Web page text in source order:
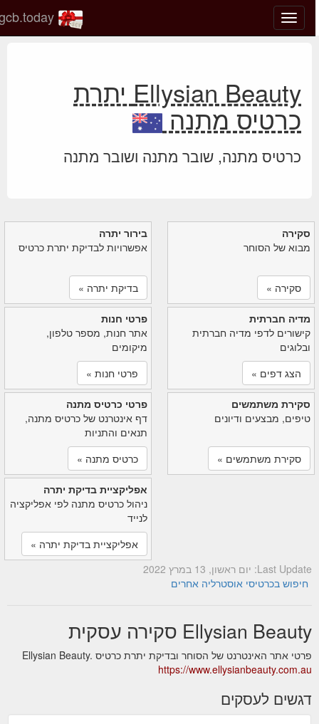
החלף
מצב
gcb.today
Ellysian Beauty יתרת
כרטיס מתנה
כרטיס מתנה, שובר מתנה ושובר מתנה
בירור יתרה
אפשרויות לבדיקת יתרת כרטיס
בדיקת יתרה »
סקירה
מבוא של הסוחר
סקירה »
פרטי חנות
אתר חנות, מספר טלפון,
מיקומים
פרטי חנות »
מדיה חברתית
קישורים לדפי מדיה חברתית
ובלוגים
הצג דפים »
פרטי כרטיס מתנה
דף אינטרנט של כרטיס מתנה,
תנאים והתניות
כרטיס מתנה »
סקירת משתמשים
טיפים, מבצעים ודיונים
סקירת משתמשים »
אפליקציית בדיקת יתרה
ניהול כרטיס מתנה לפי אפליקציה
לנייד
אפליקציית בדיקת יתרה »
Last Update: יום ראשון, 13 במרץ 2022
חיפוש בכרטיסי אוסטרליה אחרים
Ellysian Beauty סקירה עסקית
פרטי אתר האינטרנט של הסוחר ובדיקת יתרת כרטיס Ellysian Beauty.
https://www.ellysianbeauty.com.au
דגשים לעסקים